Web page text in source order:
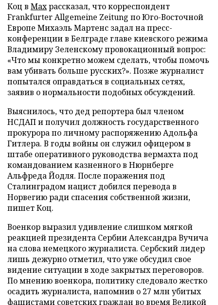
Коц в Махрассказал, что корреспондент
Frankfurter Allgemeine Zeitung по Юго-Восточной
Европе Михаэль Мартенс задал на пресс-
конференции в Белграде главе киевского режима
Владимиру Зеленскому провокационный вопрос:
«Что мы конкретно можем сделать, чтобы помочь
вам убивать больше русских?». Позже журналист
попытался оправдаться в социальных сетях,
заявив о нормальности подобных обсуждений.
Выяснилось, что дед репортера был членом
НСДАП и получил должность государственного
прокурора по личному распоряжению Адольфа
Гитлера. В годы войны он служил офицером в
штабе оперативного руководства вермахта под
командованием казненного в Нюрнберге
Альфреда Йодля. После поражения под
Сталинградом нацист добился перевода в
Норвегию ради спасения собственной жизни,
пишет Коц.
Военкор выразил удивление слишком мягкой
реакцией президента Сербии Александра Вучича
на слова немецкого журналиста. Сербский лидер
лишь дежурно отметил, что уже обсудил свое
видение ситуации в ходе закрытых переговоров.
По мнению военкора, политику следовало жестко
осадить журналиста, напомнив о 27 млн убитых
фашистами советских граждан во время Великой